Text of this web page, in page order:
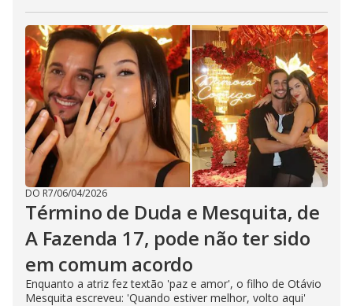
DO R7/06/04/2026
Término de Duda e Mesquita, de
A Fazenda 17, pode não ter sido
em comum acordo
Enquanto a atriz fez textão 'paz e amor', o filho de Otávio
Mesquita escreveu: 'Quando estiver melhor, volto aqui'